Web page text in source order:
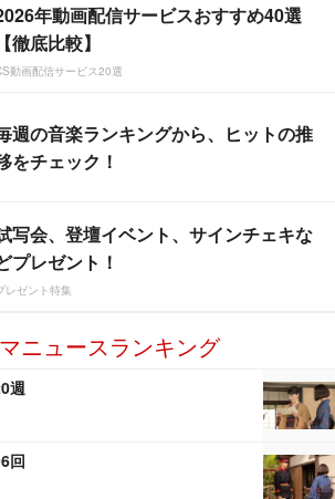
年動画配信サービスおすすめ40選
【徹底比較】
動画配信サービス20選
週の音楽ランキングから、ヒットの推
をチェック！
写会、登壇イベント、サインチェキな
プレゼント！
レゼント特集
ニュースランキング
週
回